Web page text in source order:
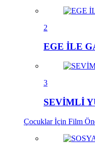
2
EGE İLE
3
SEVİMLİ
Çocuklar İçin Film